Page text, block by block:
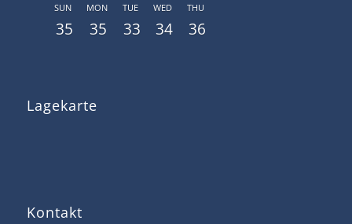
SUN
35
MON
35
TUE
33
WED
34
THU
36
Lagekarte
Kontakt